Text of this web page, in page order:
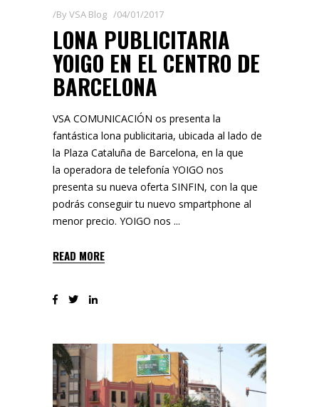
ByVSA Blog 04/01/2017
LONA PUBLICITARIA
YOIGO EN EL CENTRO DE
BARCELONA
VSA COMUNICACIÓN os presenta la
fantástica lona publicitaria, ubicada al lado de
la Plaza Cataluña de Barcelona, en la que
la operadora de telefonía YOIGO nos
presenta su nueva oferta SINFIN, con la que
podrás conseguir tu nuevo smpartphone al
menor precio. YOIGO nos
READ MORE